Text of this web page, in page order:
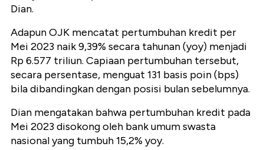
Dian.
Adapun OJK mencatat pertumbuhan kredit per
Mei 2023 naik 9,39% secara tahunan (yoy) menjadi
Rp 6.577 triliun. Capiaan pertumbuhan tersebut,
secara persentase, menguat 131 basis poin (bps)
bila dibandingkan dengan posisi bulan sebelumnya.
Dian mengatakan bahwa pertumbuhan kredit pada
Mei 2023 disokong oleh bank umum swasta
nasional yang tumbuh 15,2% yoy.